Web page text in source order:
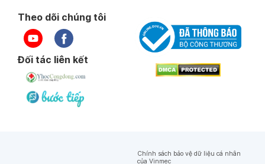
Theo dõi chúng tôi
Đối tác liên kết
Chính sách bảo vệ dữ liệu cá nhân
của Vinmec